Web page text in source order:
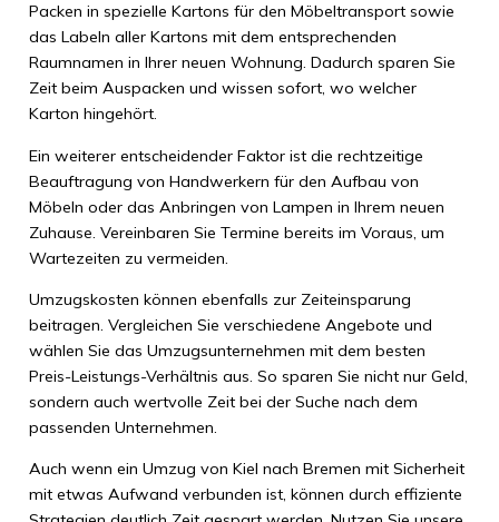
Packen in spezielle Kartons für den Möbeltransport sowie
das Labeln aller Kartons mit dem entsprechenden
Raumnamen in Ihrer neuen Wohnung. Dadurch sparen Sie
Zeit beim Auspacken und wissen sofort, wo welcher
Karton hingehört.
Ein weiterer entscheidender Faktor ist die rechtzeitige
Beauftragung von Handwerkern für den Aufbau von
Möbeln oder das Anbringen von Lampen in Ihrem neuen
Zuhause. Vereinbaren Sie Termine bereits im Voraus, um
Wartezeiten zu vermeiden.
Umzugskosten können ebenfalls zur Zeiteinsparung
beitragen. Vergleichen Sie verschiedene Angebote und
wählen Sie das Umzugsunternehmen mit dem besten
Preis-Leistungs-Verhältnis aus. So sparen Sie nicht nur Geld,
sondern auch wertvolle Zeit bei der Suche nach dem
passenden Unternehmen.
Auch wenn ein Umzug von Kiel nach Bremen mit Sicherheit
mit etwas Aufwand verbunden ist, können durch effiziente